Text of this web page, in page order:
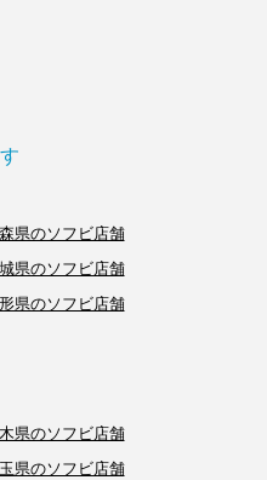
県のソフビ店舗
県のソフビ店舗
県のソフビ店舗
県のソフビ店舗
県のソフビ店舗